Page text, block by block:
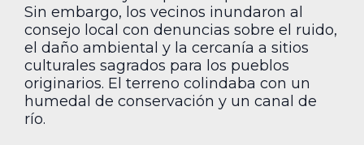
Sin embargo, los vecinos inundaron al
consejo local con denuncias sobre el ruido,
el daño ambiental y la cercanía a sitios
culturales sagrados para los pueblos
originarios. El terreno colindaba con un
humedal de conservación y un canal de
río.